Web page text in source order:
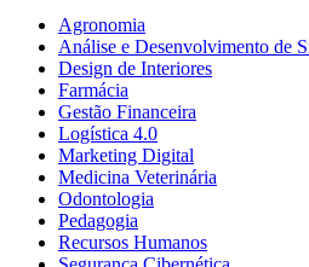
Agronomia
Análise e Desenvolvimento de
Design de Interiores
Farmácia
Gestão Financeira
Logística 4.0
Marketing Digital
Medicina Veterinária
Odontologia
Pedagogia
Recursos Humanos